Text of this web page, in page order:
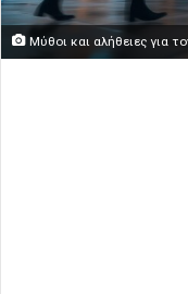
Μύθοι και αλήθειες για